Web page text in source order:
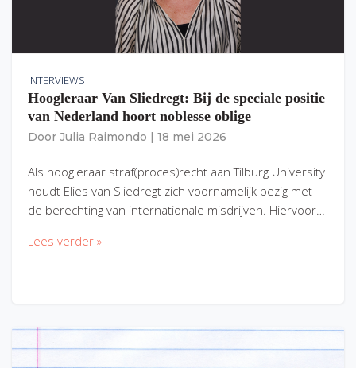
INTERVIEWS
Hoogleraar Van Sliedregt: Bij de speciale positie
van Nederland hoort noblesse oblige
Door Julia Raimondo 18 mei 2026
Als hoogleraar straf(proces)recht aan Tilburg University
houdt Elies van Sliedregt zich voornamelijk bezig met
de berechting van internationale misdrijven. Hiervoor…
Lees verder »